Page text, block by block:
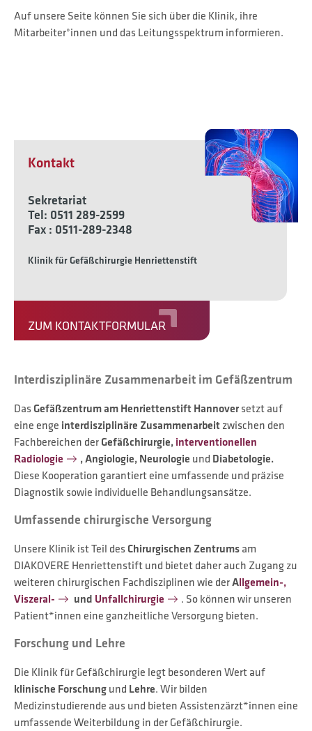
Auf unsere Seite können Sie sich über die Klinik, ihre
Mitarbeiter°innen und das Leitungsspektrum informieren.
Kontakt
Sekretariat
Tel: 0511 289-2599
Fax : 0511-289-2348
Klinik für Gefäßchirurgie Henriettenstift
ZUM KONTAKTFORMULAR
Interdisziplinäre Zusammenarbeit im Gefäßzentrum
Das Gefäßzentrum am Henriettenstift Hannoversetzt auf
eine enge interdisziplinäre Zusammenarbeitzwischen den
Fachbereichen derGefäßchirurgie,interventionellen
Radiologie
, Angiologie, Neurologie und Diabetologie.
Diese Kooperation garantiert eine umfassende und präzise
Diagnostik sowie individuelle Behandlungsansätze.
Umfassende chirurgische Versorgung
Unsere Klinik ist Teil des Chirurgischen Zentrumsam
DIAKOVERE Henriettenstift und bietet daher auch Zugang zu
weiteren chirurgischen Fachdisziplinen wie derAllgemein-,
Viszeral-
und Unfallchirurgie
. So können wir unseren
Patient*innen eine ganzheitliche Versorgung bieten.
Forschung und Lehre
Die Klinik für Gefäßchirurgie legt besonderen Wert auf
klinische Forschungund Lehre. Wir bilden
Medizinstudierende aus und bieten Assistenzärzt*innen eine
umfassende Weiterbildung in der Gefäßchirurgie.